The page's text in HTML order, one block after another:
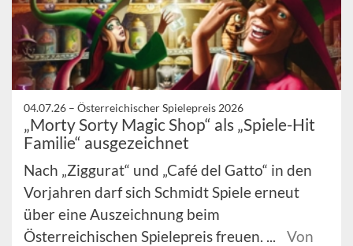
04.07.26 – Österreichischer Spielepreis 2026
„Morty Sorty Magic Shop“ als „Spiele-Hit
Familie“ ausgezeichnet
Nach „Ziggurat“ und „Café del Gatto“ in den
Vorjahren darf sich Schmidt Spiele erneut
über eine Auszeichnung beim
Österreichischen Spielepreis freuen. ...
Von